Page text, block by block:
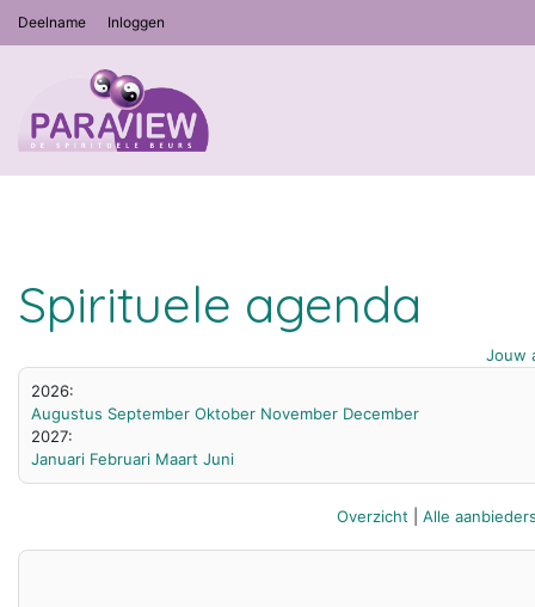
Deelname Inloggen
Spirituele agenda
Jouw
2026:
Augustus September Oktober November December
2027:
Januari Februari Maart Juni
Overzicht Alle